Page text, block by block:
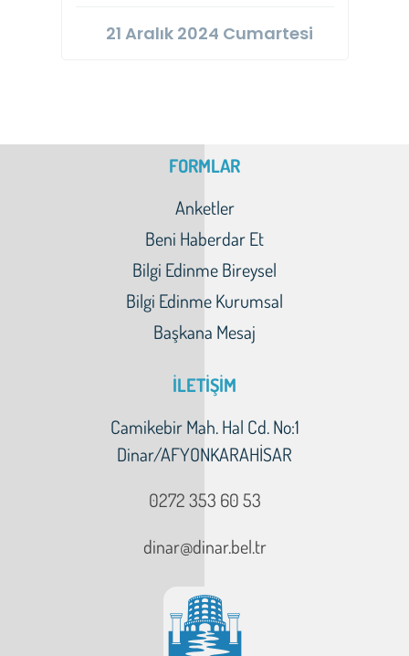
21 Aralık 2024 Cumartesi
FORMLAR
Anketler
Beni Haberdar Et
Bilgi Edinme Bireysel
Bilgi Edinme Kurumsal
Başkana Mesaj
İLETİŞİM
Camikebir Mah. Hal Cd. No:1
Dinar/AFYONKARAHİSAR
0272 353 60 53
dinar@dinar.bel.tr